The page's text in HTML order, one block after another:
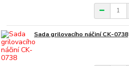
Sada grilovacího náčiní CK-0738